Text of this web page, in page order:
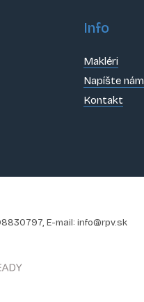
Info
Makléri
Napíšte nám
Kontakt
E-mail: info@rpv.sk